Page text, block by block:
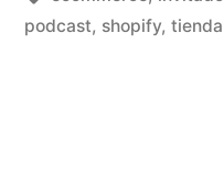
La
podcast, shopify,